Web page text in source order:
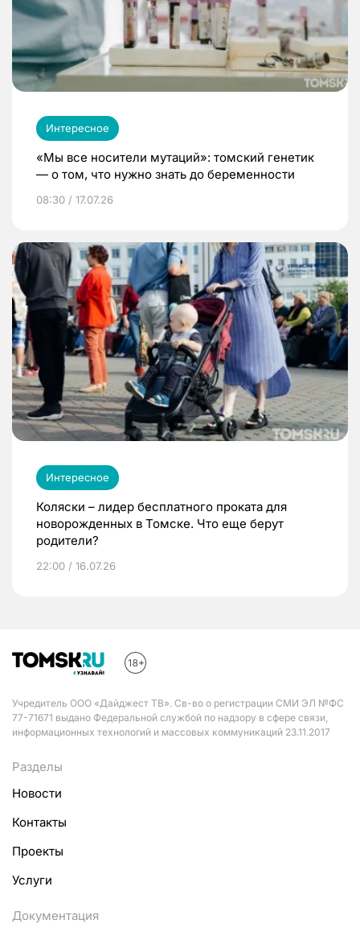
Интересное
«Мы все носители мутаций»: томский генетик
— о том, что нужно знать до беременности
08:30 / 17.07.26
Интересное
Коляски – лидер бесплатного проката для
новорожденных в Томске. Что еще берут
родители?
22:00 / 16.07.26
Учредитель ООО «Дайджест ТВ». Св-во о регистрации СМИ ЭЛ №ФС
77-71671 выдано Федеральной службой по надзору в сфере связи,
информационных технологий и массовых коммуникаций 23.11.2017
Разделы
Новости
Контакты
Проекты
Услуги
Документация